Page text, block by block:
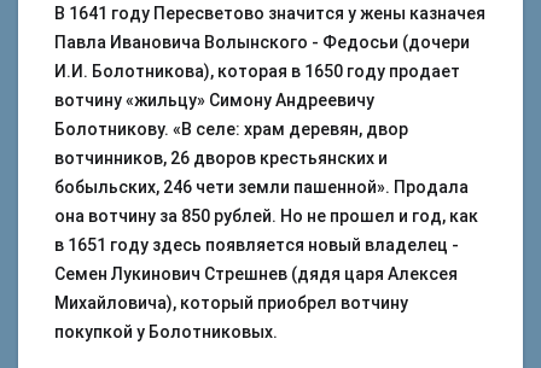
В 1641 году Пересветово значится у жены казначея
Павла Ивановича Волынского - Федосьи (дочери
И.И. Болотникова), которая в 1650 году продает
вотчину «жильцу» Симону Андреевичу
Болотникову. «В селе: храм деревян, двор
вотчинников, 26 дворов крестьянских и
бобыльских, 246 чети земли пашенной». Продала
она вотчину за 850 рублей. Но не прошел и год, как
в 1651 году здесь появляется новый владелец -
Семен Лукинович Стрешнев (дядя царя Алексея
Михайловича), который приобрел вотчину
покупкой у Болотниковых.